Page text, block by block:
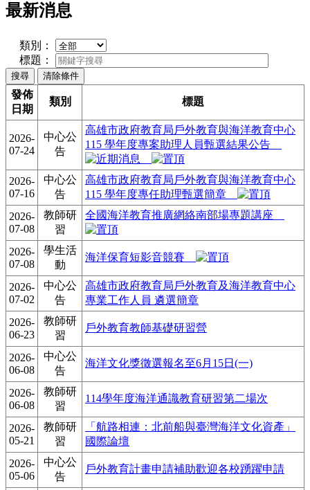
最新消息
類別：
標題：
發佈
日期
類別 標題
2026-
07-24
中心公
告
高雄市政府教育局戶外教育與海洋教育中心
115 學年度專案助理人員甄選結果公告
2026-
07-16
中心公
告
高雄市政府教育局戶外教育與海洋教育中心
115 學年度專任助理甄選簡章
2026-
07-08
教師研
習
全國海洋教育推廣網絡南部場專題講座
2026-
07-08
學生活
動
海洋保育短影音競賽
2026-
07-02
中心公
告
高雄市政府教育局戶外教育及海洋教育中心
專業工作人員 遴選簡章
2026-
06-23
教師研
習
戶外教育教師基礎研習營
2026-
06-08
中心公
告
海洋文化獎徵選報名至6月15日(一)
2026-
06-08
教師研
習
114學年度海洋通識教育研習第二場次
2026-
05-21
教師研
習
「航路相連：北前船與臺灣海洋文化資產」
國際論壇
2026-
05-06
中心公
告
戶外教育計畫申請補助歡迎各校踴躍申請